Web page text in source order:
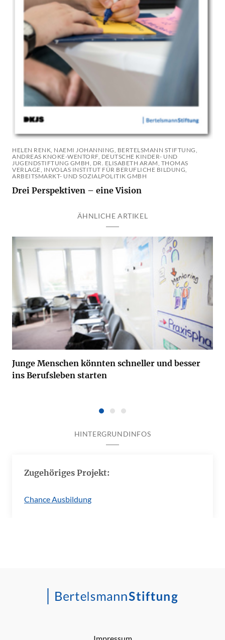
HELEN RENK, NAEMI JOHANNING, BERTELSMANN STIFTUNG,
ANDREAS KNOKE-WENTORF, DEUTSCHE KINDER- UND
JUGENDSTIFTUNG GMBH, DR. ELISABETH ARAM, THOMAS
VERLAGE, INVOLAS INSTITUT FÜR BERUFLICHE BILDUNG,
ARBEITSMARKT- UND SOZIALPOLITIK GMBH
Drei Perspektiven – eine Vision
ÄHNLICHE ARTIKEL
Junge Menschen könnten schneller und besser
ins Berufsleben starten
HINTERGRUNDINFOS
Zugehöriges Projekt:
Chance Ausbildung